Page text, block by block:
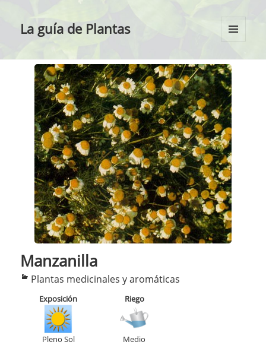
La guía de Plantas
WIDGETS
Manzanilla
Categorías
Plantas medicinales y aromáticas
Exposición
Pleno Sol
Riego
Medio